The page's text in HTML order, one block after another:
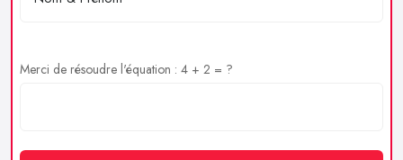
Merci de résoudre l'équation : 4 + 2 = ?